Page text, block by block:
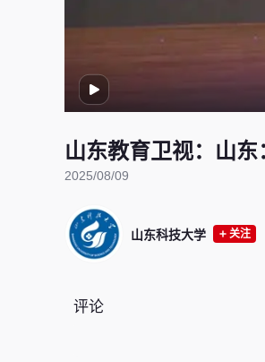
山东教育卫视：山
2025/08/09
山东科技大学 关注
评论